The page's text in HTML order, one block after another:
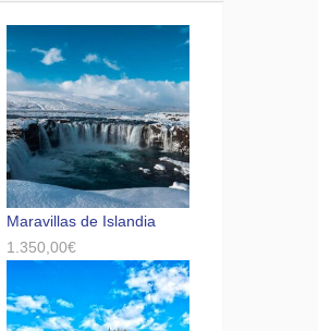
Maravillas de Islandia
1.350,00€